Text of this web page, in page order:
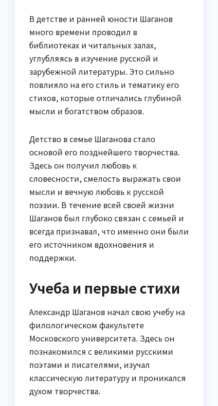
В детстве и ранней юности Шаганов
много времени проводил в
библиотеках и читальных залах,
углубляясь в изучение русской и
зарубежной литературы. Это сильно
повлияло на его стиль и тематику его
стихов, которые отличались глубиной
мысли и богатством образов.
Детство в семье Шаганова стало
основой его позднейшего творчества.
Здесь он получил любовь к
словесности, смелость выражать свои
мысли и вечную любовь к русской
поэзии. В течение всей своей жизни
Шаганов был глубоко связан с семьей и
всегда признавал, что именно они были
его источником вдохновения и
поддержки.
Учеба и первые стихи
Александр Шаганов начал свою учебу на
филологическом факультете
Московского университета. Здесь он
познакомился с великими русскими
поэтами и писателями, изучал
классическую литературу и проникался
духом творчества.